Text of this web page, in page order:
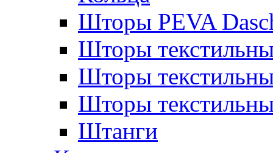
Шторы PEVA
Шторы
Шторы
Шторы
Штанги